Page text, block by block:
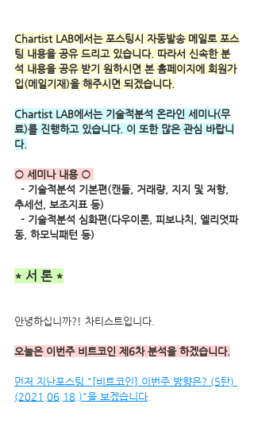
Chartist LAB에서는 포스팅시 자동발송 메일로 포스
팅 내용을 공유 드리고 있습니다. 따라서 신속한 분
석 내용을 공유 받기 원하시면 본 홈페이지에 회원가
입(메일기재)을 해주시면 되겠습니다.
Chartist LAB에서는 기술적분석 온라인 세미나(무
료)를 진행하고 있습니다. 이 또한 많은 관심 바랍니
다.
○ 세미나 내용 ○
추세선, 보조지표 등)
동, 하모닉패턴 등)
* 서 론 *
안녕하십니까?! 차티스트입니다.
오늘은 이번주 비트코인 제6차 분석을 하겠습니다.
먼저 지난포스팅 "[비트코인] 이번주 방향은? (5탄)
(2021.06.18.)"을 보겠습니다.